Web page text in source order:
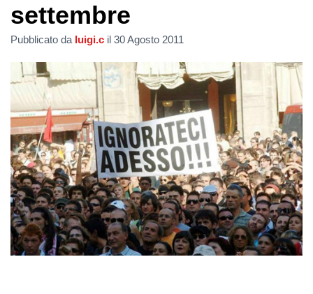
E
G
G
L
E
settembre
Pubblicato da luigi.c il 30 Agosto 2011